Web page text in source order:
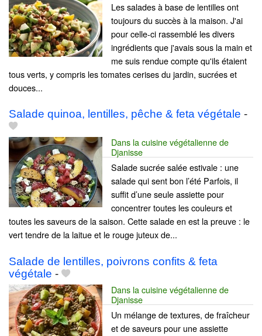
Les salades à base de lentilles ont
toujours du succès à la maison. J'ai
pour celle-ci rassemblé les divers
ingrédients que j'avais sous la main et
me suis rendue compte qu'ils étaient
tous verts, y compris les tomates cerises du jardin, sucrées et
douces...
Salade quinoa, lentilles, pêche & feta végétale -
Dans la cuisine végétalienne de
Djanisse
Salade sucrée salée estivale : une
salade qui sent bon l’été Parfois, il
suffit d’une seule assiette pour
concentrer toutes les couleurs et
toutes les saveurs de la saison. Cette salade en est la preuve : le
vert tendre de la laitue et le rouge juteux de...
Salade de lentilles, poivrons confits & feta
végétale -
Dans la cuisine végétalienne de
Djanisse
Un mélange de textures, de fraîcheur
et de saveurs pour une assiette